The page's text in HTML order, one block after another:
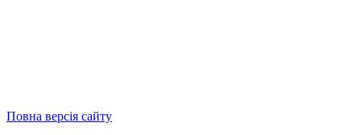
Повна версія сайту